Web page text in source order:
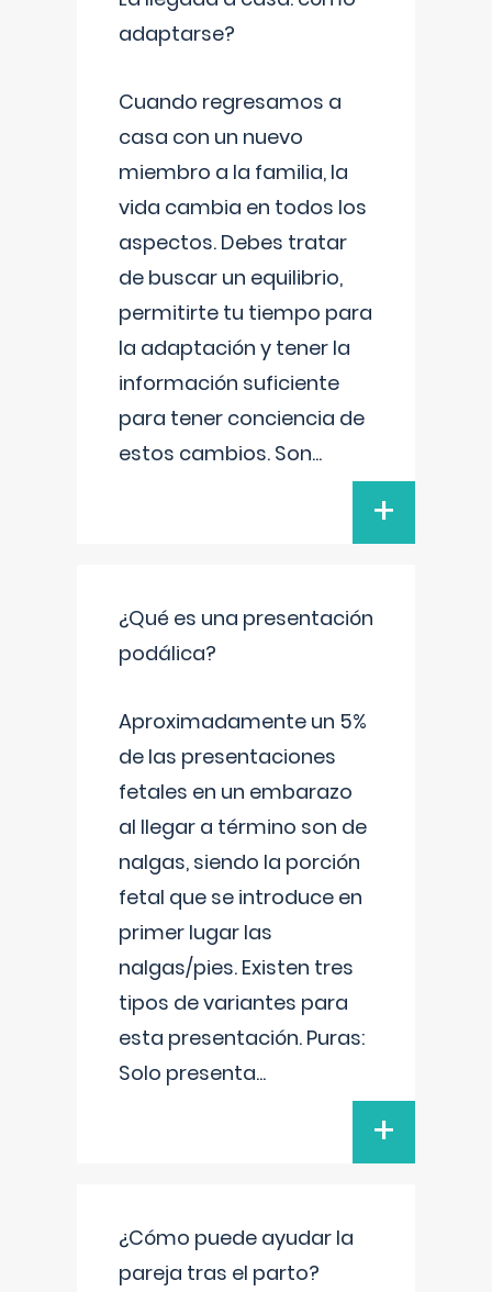
adaptarse?
Cuando regresamos a
casa con un nuevo
miembro a la familia, la
vida cambia en todos los
aspectos. Debes tratar
de buscar un equilibrio,
permitirte tu tiempo para
la adaptación y tener la
información suficiente
para tener conciencia de
estos cambios. Son...
+
¿Qué es una presentación
podálica?
Aproximadamente un 5%
de las presentaciones
fetales en un embarazo
al llegar a término son de
nalgas, siendo la porción
fetal que se introduce en
primer lugar las
nalgas/pies. Existen tres
tipos de variantes para
esta presentación. Puras:
Solo presenta...
+
¿Cómo puede ayudar la
pareja tras el parto?